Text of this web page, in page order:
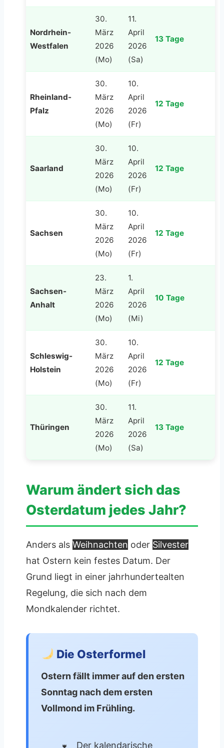
Nordrhein-
Westfalen
30.
März
2026
(Mo)
11.
April
2026
(Sa)
13 Tage
Rheinland-
Pfalz
30.
März
2026
(Mo)
10.
April
2026
(Fr)
12 Tage
Saarland
30.
März
2026
(Mo)
10.
April
2026
(Fr)
12 Tage
Sachsen
30.
März
2026
(Mo)
10.
April
2026
(Fr)
12 Tage
Sachsen-
Anhalt
23.
März
2026
(Mo)
1.
April
2026
(Mi)
10 Tage
Schleswig-
Holstein
30.
März
2026
(Mo)
10.
April
2026
(Fr)
12 Tage
Thüringen
30.
März
2026
(Mo)
11.
April
2026
(Sa)
13 Tage
Warum ändert sich das
Osterdatum jedes Jahr?
Anders als Weihnachten oder Silvester
hat Ostern kein festes Datum. Der
Grund liegt in einer jahrhundertealten
Regelung, die sich nach dem
Mondkalender richtet.
Die Osterformel
Ostern fällt immer auf den ersten
Sonntag nach dem ersten
Vollmond im Frühling.
Der kalendarische